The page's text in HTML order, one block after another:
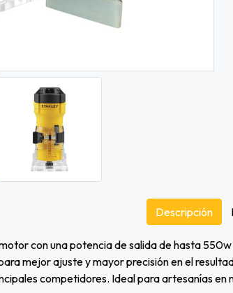
con una potencia de salida de hasta
mejor ajuste y mayor precisión en el
competidores. Ideal para artesanías
Descripción